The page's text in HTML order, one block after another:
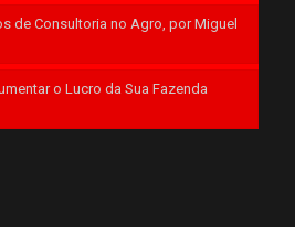
de Consultoria no Agro, por Miguel
o Lucro da Sua Fazenda